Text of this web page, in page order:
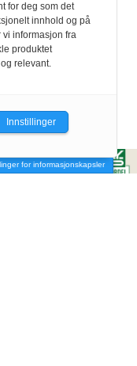
for informasjonskapsler
for deg som det
innhold og på
informasjon fra
produktet
relevant.
Innstillinger